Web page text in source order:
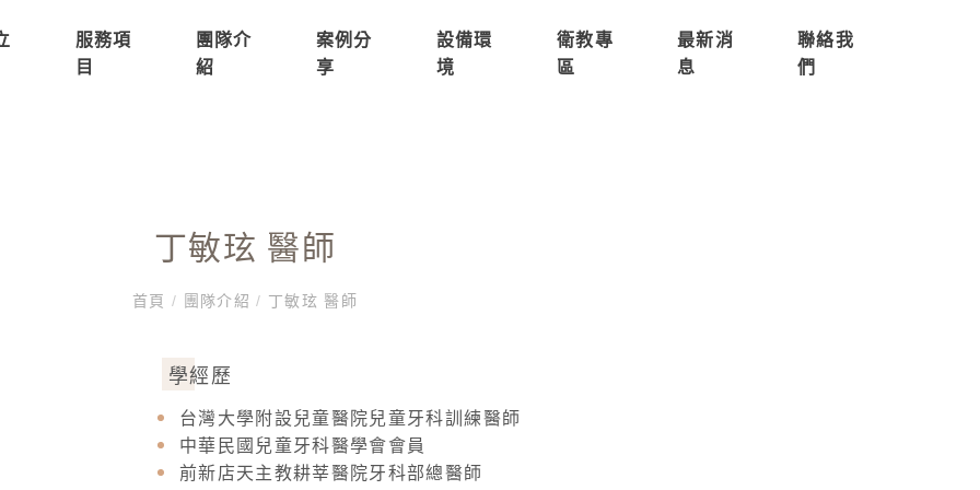
服務項
目
團隊介
紹
案例分
享
設備環
境
衛教專
區
最新消
息
聯絡我
們
丁敏玹 醫師
首頁 / 團隊介紹/ 丁敏玹 醫師
學經歷
台灣大學附設兒童醫院兒童牙科訓練醫師
中華民國兒童牙科醫學會會員
前新店天主教耕莘醫院牙科部總醫師